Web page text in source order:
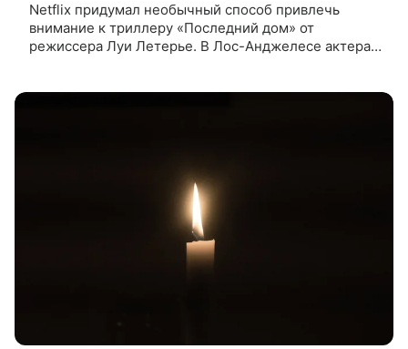
Netflix придумал необычный способ привлечь
внимание к триллеру «Последний дом» от
режиссера Луи Летерье. В Лос-Анджелесе актера